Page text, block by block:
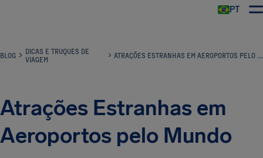
PT
BLOG
DICAS E TRUQUES DE
VIAGEM
ATRAÇÕES ESTRANHAS EM AEROPORTOS PELO MUNDO
Atrações Estranhas em
Aeroportos pelo Mundo